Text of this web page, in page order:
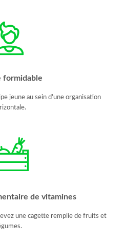
formidable
jeune au sein d'une organisation
de vitamines
une cagette remplie de fruits et